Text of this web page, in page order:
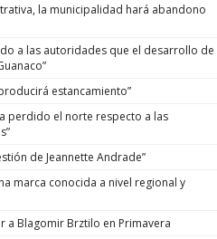
la municipalidad hará abandono
a las autoridades que el desarrollo de
estancamiento”
perdido el norte respecto a las
de Jeannette Andrade”
marca conocida a nivel regional y
a Blagomir Brztilo en Primavera